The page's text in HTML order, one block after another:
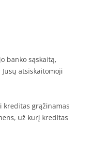
banko sąskaitą,
atsiskaitomoji
kreditas grąžinamas
už kurį kreditas